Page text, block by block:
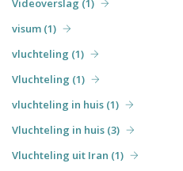
Videoverslag (1)
visum (1)
vluchteling (1)
Vluchteling (1)
vluchteling in huis (1)
Vluchteling in huis (3)
Vluchteling uit Iran (1)